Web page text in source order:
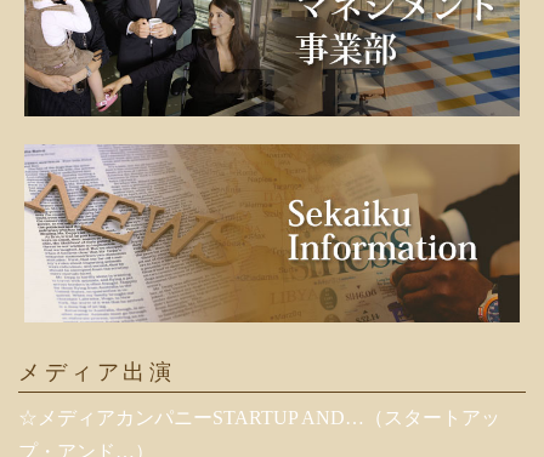
メディア出演
☆メディアカンパニーSTARTUP AND…（スタートアッ
プ・アンド…）